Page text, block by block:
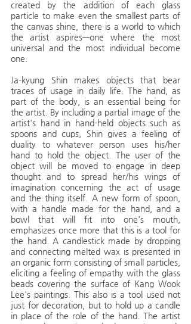
created by the addition of each glass
particle to make even the smallest parts of
the canvas shine, there is a world to which
the artist aspires―one where the most
universal and the most individual become
one.
Ja-kyung Shin makes objects that bear
traces of usage in daily life. The hand, as
part of the body, is an essential being for
the artist. By including a partial image of the
artist's hand in hand-held objects such as
spoons and cups, Shin gives a feeling of
duality to whatever person uses his/her
hand to hold the object. The user of the
object will be moved to engage in deep
thought and to spread her/his wings of
imagination concerning the act of usage
and the thing itself. A new form of spoon,
with a handle made for the hand, and a
bowl that will fit into one's mouth,
emphasizes once more that this is a tool for
the hand. A candlestick made by dropping
and connecting melted wax is presented in
an organic form consisting of small particles,
eliciting a feeling of empathy with the glass
beads covering the surface of Kang Wook
Lee's paintings. This also is a tool used not
just for decoration, but to hold up a candle
in place of the role of the hand. The artist